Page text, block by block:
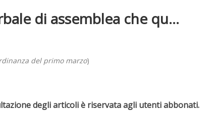
di assemblea che qu...
del primo marzo)
degli articoli è riservata agli utenti abbonati.